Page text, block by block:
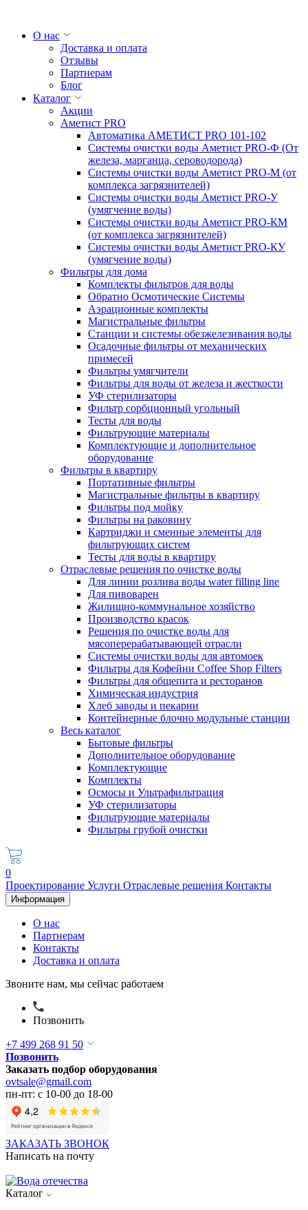
О нас
Доставка и оплата
Отзывы
Партнерам
Блог
Каталог
Акции
Аметист PRO
Автоматика АМЕТИСТ PRO 101-102
Системы очистки воды Аметист PRO-Ф (От
железа, марганца, сероводорода)
Системы очистки воды Аметист PRO-M (от
комплекса загрязнителей)
Системы очистки воды Аметист PRO-У
(умягчение воды)
Системы очистки воды Аметист PRO-КM
(от комплекса загрязнителей)
Системы очистки воды Аметист PRO-КУ
(умягчение воды)
Фильтры для дома
Комплекты фильтров для воды
Обратно Осмотические Системы
Аэрационные комплекты
Магистральные фильтры
Станции и системы обезжелезивания воды
Осадочные фильтры от механических
примесей
Фильтры умягчители
Фильтры для воды от железа и жесткости
УФ стерилизаторы
Фильтр сорбционный угольный
Тесты для воды
Фильтрующие материалы
Комплектующие и дополнительное
оборудование
Фильтры в квартиру
Портативные фильтры
Магистральные фильтры в квартиру
Фильтры под мойку
Фильтры на раковину
Картриджи и сменные элементы для
фильтрующих систем
Тесты для воды в квартиру
Отраслевые решения по очистке воды
Для линии розлива воды water filling line
Для пивоварен
Жилищно-коммунальное хозяйство
Производство красок
Решения по очистке воды для
мясоперерабатывающей отрасли
Системы очистки воды для автомоек
Фильтры для Кофейни Coffee Shop Filters
Фильтры для общепита и ресторанов
Химическая индустрия
Хлеб заводы и пекарни
Контейнерные блочно модульные станции
Весь каталог
Бытовые фильтры
Дополнительное оборудование
Комплектующие
Комплекты
Осмосы и Ультрафильтрация
УФ стерилизаторы
Фильтрующие материалы
Фильтры грубой очистки
0
Проектирование Услуги Отраслевые решения Контакты
Информация
О нас
Партнерам
Контакты
Доставка и оплата
Звоните нам, мы сейчас работаем
Позвонить
+7 499 268 91 50
Позвонить
Заказать подбор оборудования
ovtsale@gmail.com
пн-пт: с 10-00 до 18-00
ЗАКАЗАТЬ ЗВОНОК
Написать на почту
Каталог